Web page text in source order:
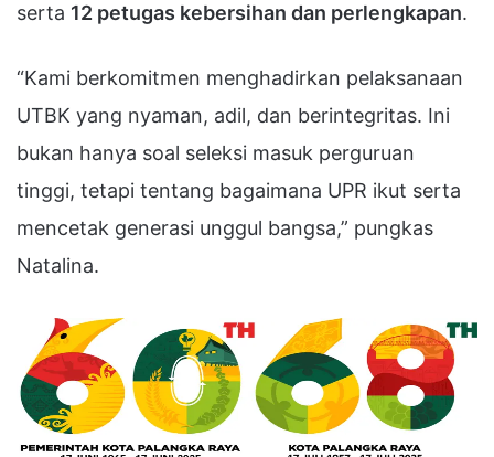
serta 12 petugas kebersihan dan perlengkapan.
“Kami berkomitmen menghadirkan pelaksanaan
UTBK yang nyaman, adil, dan berintegritas. Ini
bukan hanya soal seleksi masuk perguruan
tinggi, tetapi tentang bagaimana UPR ikut serta
mencetak generasi unggul bangsa,” pungkas
Natalina.